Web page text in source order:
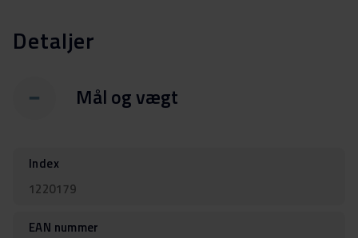
Detaljer
Mål og vægt
Index
1220179
EAN nummer